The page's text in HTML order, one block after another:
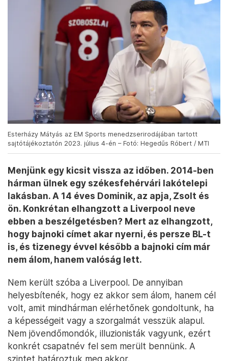
Esterházy Mátyás az EM Sports menedzserirodájában tartott
sajtótájékoztatón 2023. július 4-én – Fotó: Hegedűs Róbert / MTI
Menjünk egy kicsit vissza az időben. 2014-ben
hárman ülnek egy székesfehérvári lakótelepi
lakásban. A 14 éves Dominik, az apja, Zsolt és
ön. Konkrétan elhangzott a Liverpool neve
ebben a beszélgetésben? Mert az elhangzott,
hogy bajnoki címet akar nyerni, és persze BL-t
is, és tizenegy évvel később a bajnoki cím már
nem álom, hanem valóság lett.
Nem került szóba a Liverpool. De annyiban
helyesbítenék, hogy ez akkor sem álom, hanem cél
volt, amit mindhárman elérhetőnek gondoltunk, ha
a képességeit vagy a szorgalmát vesszük alapul.
Nem jövendőmondók, illuzionisták vagyunk, ezért
konkrét csapatnév fel sem merült bennünk. A
szintet határoztuk meg akkor.